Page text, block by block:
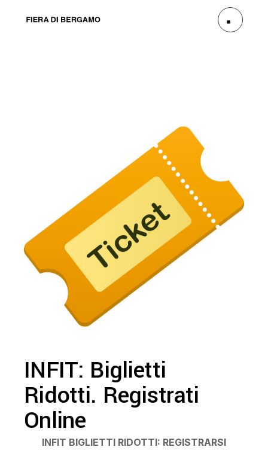
INFIT: Biglietti
Ridotti. Registrati
Online
INFIT BIGLIETTI RIDOTTI: REGISTRARSI